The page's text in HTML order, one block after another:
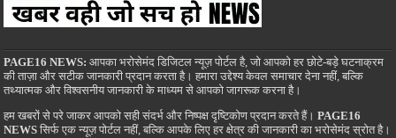
PAGE16 NEWS: आपका भरोसेमंद डिजिटल न्यूज़ पोर्टल है, जो आपको हर छोटे-बड़े घटनाक्रम
की ताज़ा और सटीक जानकारी प्रदान करता है। हमारा उद्देश्य केवल समाचार देना नहीं, बल्कि
तथ्यात्मक और विश्वसनीय जानकारी के माध्यम से आपको जागरूक करना है।
हम खबरों से परे जाकर आपको सही संदर्भ और निष्पक्ष दृष्टिकोण प्रदान करते हैं।PAGE16
NEWS सिर्फ एक न्यूज़ पोर्टल नहीं, बल्कि आपके लिए हर क्षेत्र की जानकारी का भरोसेमंद स्रोत है।